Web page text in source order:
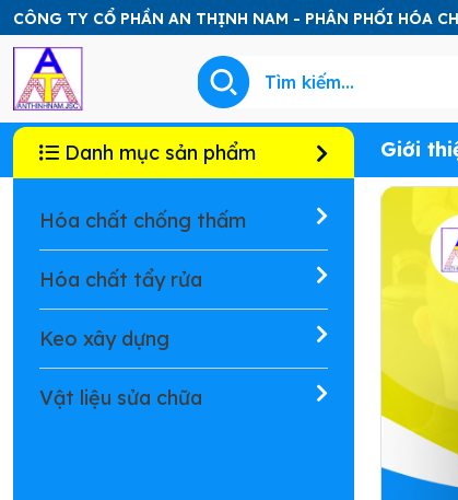
CÔNG TY CỔ PHẦN AN THỊNH NAM - PHÂN PHỐI HÓA
Danh mục sản phẩm
Hóa chất chống thấm
Hóa chất tẩy rửa
Keo xây dựng
Vật liệu sửa chữa
Giới